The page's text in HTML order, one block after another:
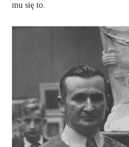
mu się to.